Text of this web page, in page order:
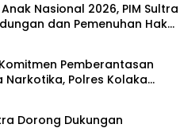
Nasional 2026, PIM Sultra
dan Pemenuhan Hak
Pemberantasan
Narkotika, Polres Kolaka
3 Kg Sabu-Sabu
Dorong Dukungan